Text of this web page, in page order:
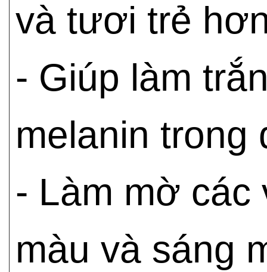
và tươi trẻ
- Giúp làm
melanin trong
- Làm mờ các
màu và sáng